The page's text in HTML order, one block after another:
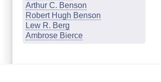
Arthur C. Benson
Robert Hugh Benson
Lew R. Berg
Ambrose Bierce